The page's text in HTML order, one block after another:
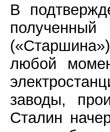
В
любой
заводы,
Сталин